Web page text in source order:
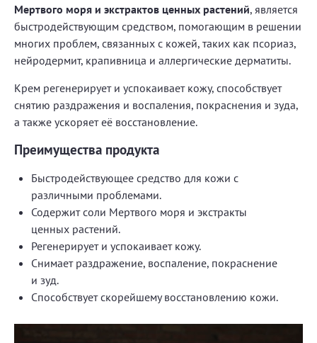
Мертвого моря и экстрактов ценных растений, является
быстродействующим средством, помогающим в решении
многих проблем, связанных с кожей, таких как псориаз,
нейродермит, крапивница и аллергические дерматиты.
Крем регенерирует и успокаивает кожу, способствует
снятию раздражения и воспаления, покраснения и зуда,
а также ускоряет её восстановление.
Преимущества продукта
Быстродействующее средство для кожи с
различными проблемами.
Содержит соли Мертвого моря и экстракты
ценных растений.
Регенерирует и успокаивает кожу.
Снимает раздражение, воспаление, покраснение
и зуд.
Способствует скорейшему восстановлению кожи.